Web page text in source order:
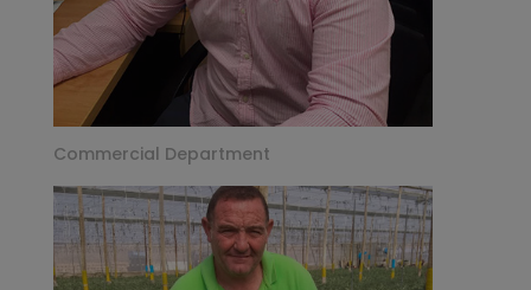
Commercial Department